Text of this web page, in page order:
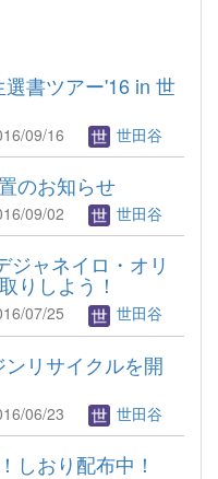
選書ツアー'16 in 世
09/16 世田谷
のお知らせ
09/02 世田谷
ジャネイロ・オリ
りしよう！
07/25 世田谷
ンリサイクルを開
06/23 世田谷
しおり配布中！